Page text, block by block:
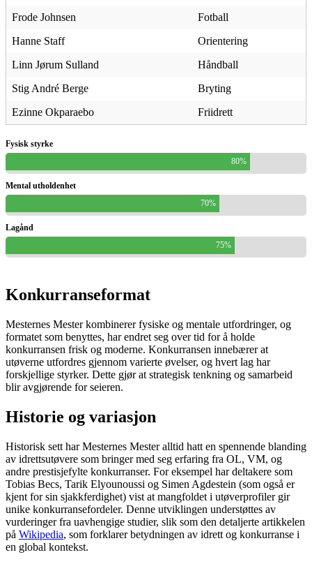
Frode Johnsen
Fotball
Hanne Staff
Orientering
Linn Jørum Sulland
Håndball
Stig André Berge
Bryting
Ezinne Okparaebo
Friidrett
Fysisk styrke
80%
Mental utholdenhet
70%
Lagånd
75%
Konkurranseformat
Mesternes Mester kombinerer fysiske og mentale utfordringer, og
formatet som benyttes, har endret seg over tid for å holde
konkurransen frisk og moderne. Konkurransen innebærer at
utøverne utfordres gjennom varierte øvelser, og hvert lag har
forskjellige styrker. Dette gjør at strategisk tenkning og samarbeid
blir avgjørende for seieren.
Historie og variasjon
Historisk sett har Mesternes Mester alltid hatt en spennende blanding
av idrettsutøvere som bringer med seg erfaring fra OL, VM, og
andre prestisjefylte konkurranser. For eksempel har deltakere som
Tobias Becs, Tarik Elyounoussi og Simen Agdestein (som også er
kjent for sin sjakkferdighet) vist at mangfoldet i utøverprofiler gir
unike konkurransefordeler. Denne utviklingen understøttes av
vurderinger fra uavhengige studier, slik som den detaljerte artikkelen
på Wikipedia, som forklarer betydningen av idrett og konkurranse i
en global kontekst.